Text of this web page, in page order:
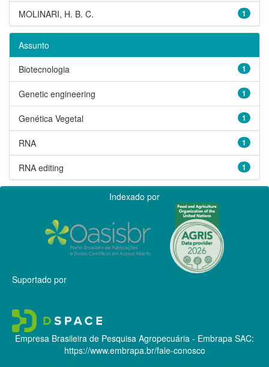
1
MOLINARI, H. B. C.
Assunto
1
Biotecnologia
1
Genetic engineering
1
Genética Vegetal
1
RNA
1
RNA editing
Indexado por
Suportado por
Empresa Brasileira de Pesquisa Agropecuária - Embrapa SAC:
https://www.embrapa.br/fale-conosco